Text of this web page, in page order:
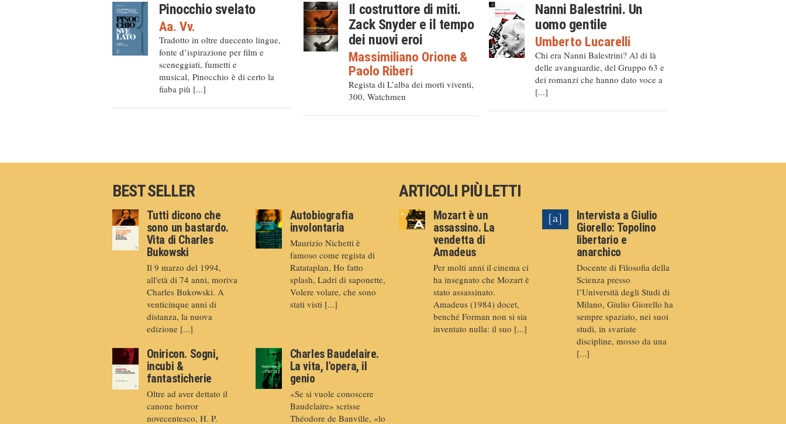
Pinocchio svelato
Aa. Vv.
Tradotto in oltre duecento lingue,
fonte d’ispirazione per film e
sceneggiati, fumetti e
musical, Pinocchio è di certo la
fiaba più [...]
Il costruttore di miti.
Zack Snyder e il tempo
dei nuovi eroi
Massimiliano Orione&
Paolo Riberi
Regista di L’alba dei morti viventi,
300, Watchmen
Nanni Balestrini. Un
uomo gentile
Umberto Lucarelli
Chi era Nanni Balestrini? Al di là
delle avanguardie, del Gruppo 63 e
dei romanzi che hanno dato voce a
[...]
BEST SELLER
Tutti dicono che
sono un bastardo.
Vita di Charles
Bukowski
Il 9 marzo del 1994,
all'età di 74 anni, moriva
Charles Bukowski. A
venticinque anni di
distanza, la nuova
edizione [...]
Autobiografia
involontaria
Maurizio Nichetti è
famoso come regista di
Ratataplan, Ho fatto
splash, Ladri di saponette,
Volere volare, che sono
stati visti [...]
Oniricon. Sogni,
incubi &
fantasticherie
Oltre ad aver dettato il
canone horror
novecentesco, H. P.
Charles Baudelaire.
La vita, l'opera, il
genio
«Se si vuole conoscere
Baudelaire» scrisse
Théodore de Banville, «lo
ARTICOLI PIÙ LETTI
Mozart è un
assassino. La
vendetta di
Amadeus
Per molti anni il cinema ci
ha insegnato che Mozart è
stato assassinato.
Amadeus (1984) docet,
benché Forman non si sia
inventato nulla: il suo [...]
Intervista a Giulio
Giorello: Topolino
libertario e
anarchico
Docente di Filosofia della
Scienza presso
l’Università degli Studi di
Milano, Giulio Giorello ha
sempre spaziato, nei suoi
studi, in svariate
discipline, mosso da una
[...]